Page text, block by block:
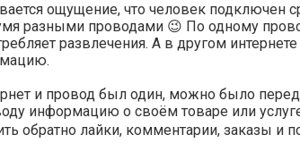
ощущение, что человек подключен
разными проводами 😉 По одному
развлечения. А в другом
и провод был один, можно было
информацию о своём товаре или
обратно лайки, комментарии, заказы и